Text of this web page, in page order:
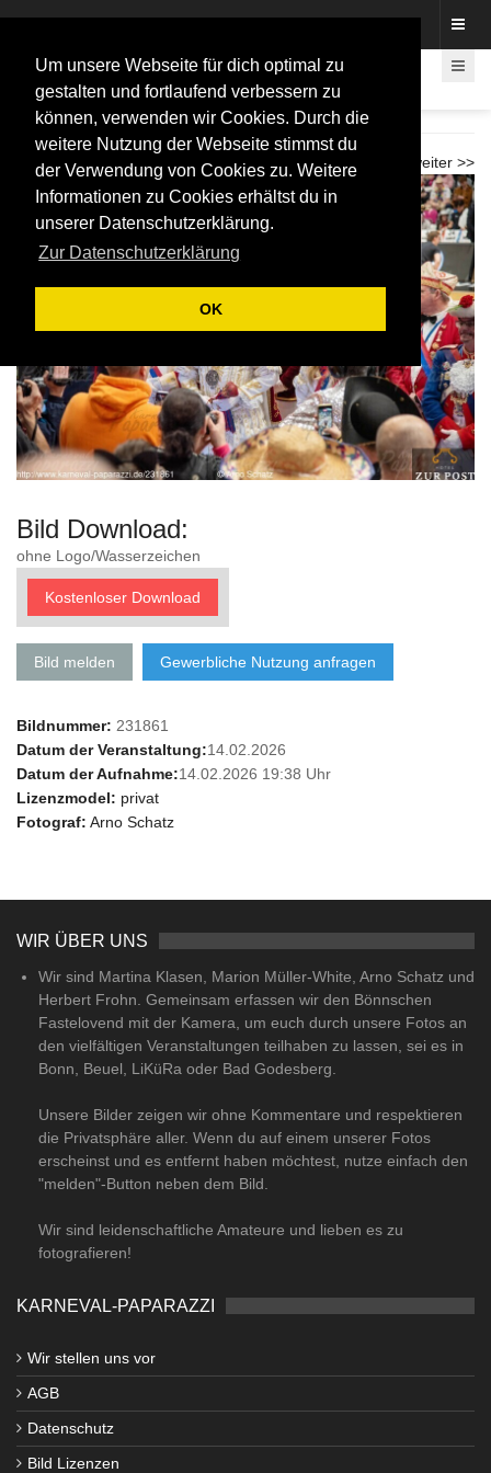
Um unsere Webseite für dich optimal zu
gestalten und fortlaufend verbessern zu
können, verwenden wir Cookies. Durch die
weitere Nutzung der Webseite stimmst du
der Verwendung von Cookies zu. Weitere
Informationen zu Cookies erhältst du in
unserer Datenschutzerklärung.
Zur Datenschutzerklärung
OK
Karnevalspiel Telekom Baskets 2026
weiter >>
<< zurück
Bild Download:
ohne Logo/Wasserzeichen
Kostenloser Download
Bild melden Gewerbliche Nutzung anfragen
Bildnummer: 231861
Datum der Veranstaltung:14.02.2026
Datum der Aufnahme:14.02.2026 19:38 Uhr
Lizenzmodel: privat
Fotograf: Arno Schatz
WIR ÜBER UNS
Wir sind Martina Klasen, Marion Müller-White, Arno Schatz und
Herbert Frohn. Gemeinsam erfassen wir den Bönnschen
Fastelovend mit der Kamera, um euch durch unsere Fotos an
den vielfältigen Veranstaltungen teilhaben zu lassen, sei es in
Bonn, Beuel, LiKüRa oder Bad Godesberg.
Unsere Bilder zeigen wir ohne Kommentare und respektieren
die Privatsphäre aller. Wenn du auf einem unserer Fotos
erscheinst und es entfernt haben möchtest, nutze einfach den
"melden"-Button neben dem Bild.
Wir sind leidenschaftliche Amateure und lieben es zu
fotografieren!
KARNEVAL-PAPARAZZI
Wir stellen uns vor
AGB
Datenschutz
Bild Lizenzen